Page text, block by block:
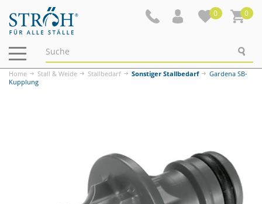
0 0
Navigation
ein-/ausblenden
Home Stall & Weide Stallbedarf Sonstiger Stallbedarf
Gardena SB-
Kupplung